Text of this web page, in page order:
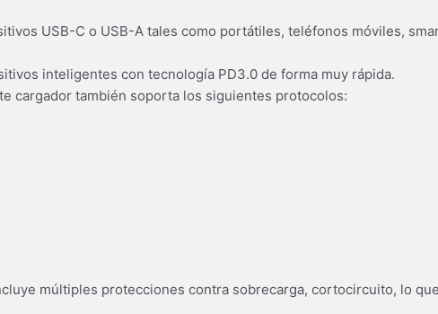
USB-C o USB-A tales como portátiles, teléfonos móviles,
inteligentes con tecnología PD3.0 de forma muy rápida.
cargador también soporta los siguientes protocolos:
múltiples protecciones contra sobrecarga, cortocircuito, lo